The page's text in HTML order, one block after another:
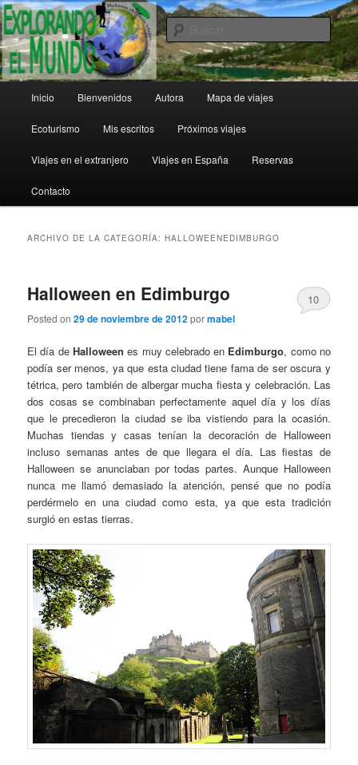
Ir
al
contenido
principal
Ir
al
contenido
secundarioExplorando el Mundo
principal
Inicio Bienvenidos Autora Mapa de viajes
Ecoturismo Mis escritos Próximos viajes
Viajes en el extranjero Viajes en España Reservas
Contacto
ARCHIVO DE LA CATEGORÍA:HALLOWEENEDIMBURGO
Halloween en Edimburgo
Posted on29 de noviembre de 2012pormabel
10
El día de Halloween es muy celebrado en Edimburgo, como no
podía ser menos, ya que esta ciudad tiene fama de ser oscura y
tétrica, pero también de albergar mucha fiesta y celebración. Las
dos cosas se combinaban perfectamente aquel día y los días
que le precedieron la ciudad se iba vistiendo para la ocasión.
Muchas tiendas y casas tenían la decoración de Halloween
incluso semanas antes de que llegara el día. Las fiestas de
Halloween se anunciaban por todas partes. Aunque Halloween
nunca me llamó demasiado la atención, pensé que no podía
perdérmelo en una ciudad como esta, ya que esta tradición
surgió en estas tierras.